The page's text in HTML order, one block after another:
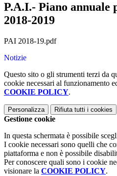
P.A.I.- Piano annuale
2018-2019
PAI 2018-19.pdf
Notizie
Questo sito o gli strumenti terzi da
cookie necessari al funzionamento
COOKIE POLICY.
Personalizza Rifiuta tutti i cookies
Gestione cookie
In questa schermata è possibile
I cookie necessari sono quelli che
piattaforma e non è possibile
Per conoscere quali sono i cookie
visionare la COOKIE POLICY.